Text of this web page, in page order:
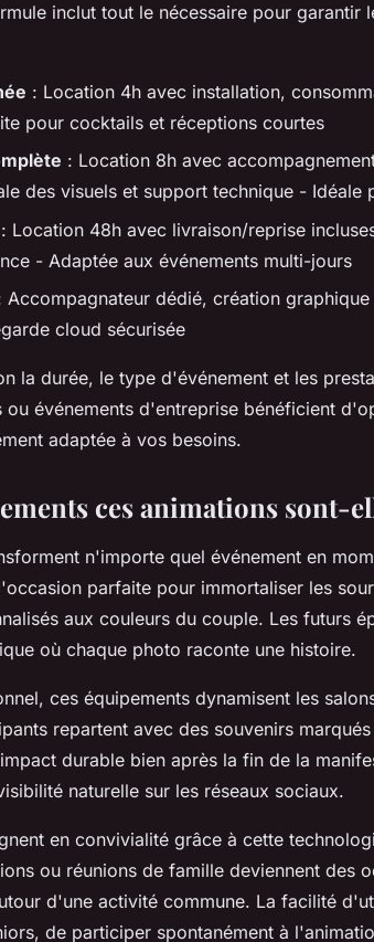
inclut tout le nécessaire pour garantir
: Location 4h avec installation,
pour cocktails et réceptions courtes
: Location 8h avec
des visuels et support technique - Idéale
: Location 48h avec livraison/reprise
- Adaptée aux événements multi-jours
Accompagnateur dédié, création
cloud sécurisée
la durée, le type d'événement et les
ou événements d'entreprise bénéficient
adaptée à vos besoins.
ces animations sont-
n'importe quel événement en
parfaite pour immortaliser les
aux couleurs du couple. Les futurs
où chaque photo raconte une histoire.
ces équipements dynamisent les
repartent avec des souvenirs
durable bien après la fin de la
naturelle sur les réseaux sociaux.
en convivialité grâce à cette
ou réunions de famille deviennent des
d'une activité commune. La facilité
de participer spontanément à